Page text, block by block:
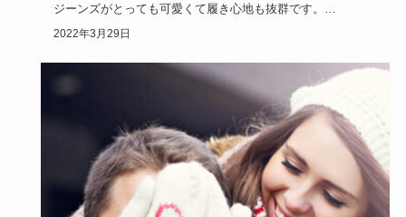
ジーンズがとっても可愛くて履き心地も抜群です。
カジュアルな雰囲気…
2022年3月29日